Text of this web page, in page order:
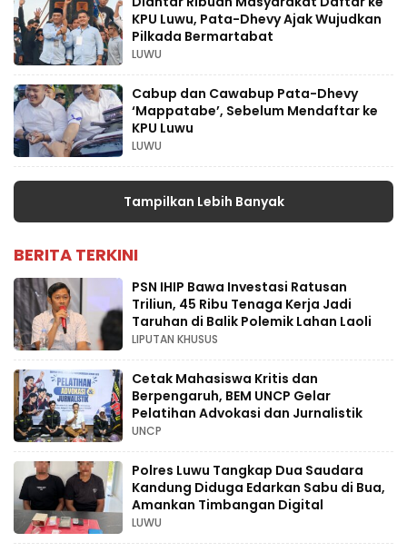
KPU Luwu, Pata-Dhevy Ajak Wujudkan
Pilkada Bermartabat
LUWU
Cabup dan Cawabup Pata-Dhevy
‘Mappatabe’, Sebelum Mendaftar ke
KPU Luwu
LUWU
Tampilkan Lebih Banyak
BERITA TERKINI
PSN IHIP Bawa Investasi Ratusan
Triliun, 45 Ribu Tenaga Kerja Jadi
Taruhan di Balik Polemik Lahan Laoli
LIPUTAN KHUSUS
Cetak Mahasiswa Kritis dan
Berpengaruh, BEM UNCP Gelar
Pelatihan Advokasi dan Jurnalistik
UNCP
Polres Luwu Tangkap Dua Saudara
Kandung Diduga Edarkan Sabu di Bua,
Amankan Timbangan Digital
LUWU